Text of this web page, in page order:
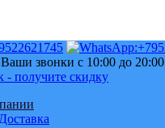
звонки с 10:00 до 20:00
- получите скидку
Доставка